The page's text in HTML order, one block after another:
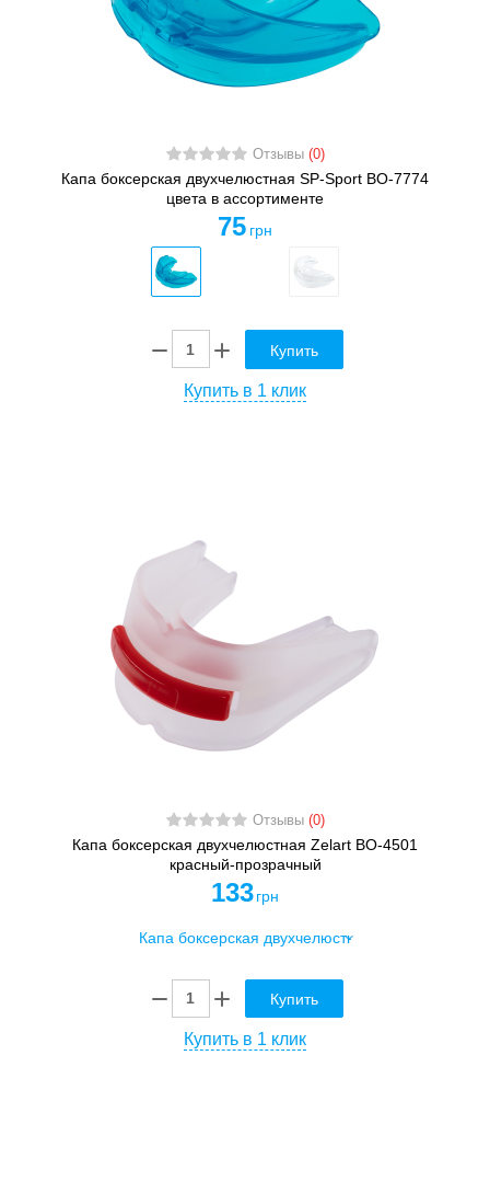
Отзывы (0)
Капа боксерская двухчелюстная SP-Sport BO-7774
цвета в ассортименте
75 грн
Купить
Купить в 1 клик
Отзывы (0)
Капа боксерская двухчелюстная Zelart BO-4501
красный-прозрачный
133 грн
Купить
Купить в 1 клик